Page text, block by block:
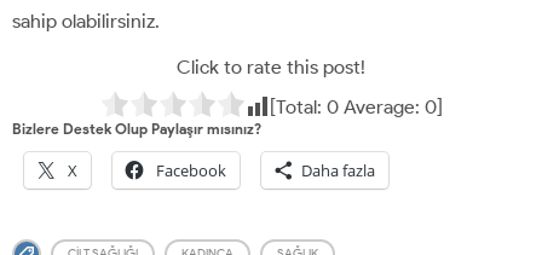
sahip olabilirsiniz.
Click to rate this post!
[Total: 0Average: 0]
Bizlere Destek Olup Paylaşır mısınız?
X Facebook Daha fazla